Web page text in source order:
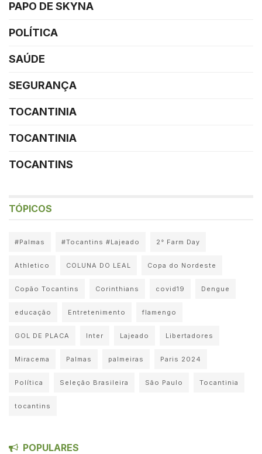
PAPO DE SKYNA
POLÍTICA
SAÚDE
SEGURANÇA
TOCANTINIA
TOCANTINIA
TOCANTINS
TÓPICOS
#Palmas #Tocantins #Lajeado 2° Farm Day
Athletico COLUNA DO LEAL Copa do Nordeste
Copão Tocantins Corinthians covid19 Dengue
educação Entretenimento flamengo
GOL DE PLACA Inter Lajeado Libertadores
Miracema Palmas palmeiras Paris 2024
Política Seleção Brasileira São Paulo Tocantinia
tocantins
POPULARES